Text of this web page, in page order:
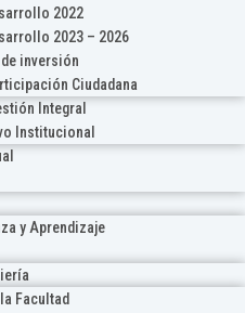
2022
2023 – 2026
inversión
Ciudadana
Integral
Institucional
y Aprendizaje
Facultad